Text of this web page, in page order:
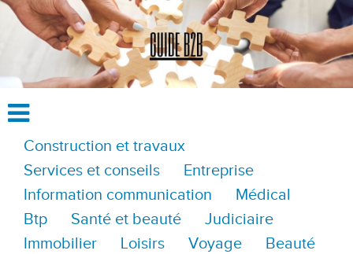
Construction et travaux
Services et conseils
Entreprise
Information communication
Médical
Btp
Santé et beauté
Judiciaire
Immobilier
Loisirs Voyage
Beauté